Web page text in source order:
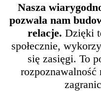
Nasza
pozwala nam
relacje. Dzięki
społecznie,
się zasięgi. To